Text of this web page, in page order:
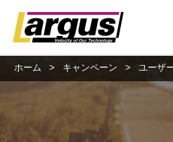
ホーム > キャンペーン > ユーザ